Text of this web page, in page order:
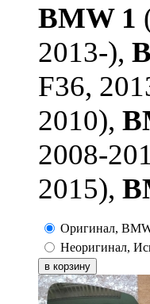
BMW 1
2013-),
F36,
2010),
2008-
2015),
Оригинал,
Неоригинал,